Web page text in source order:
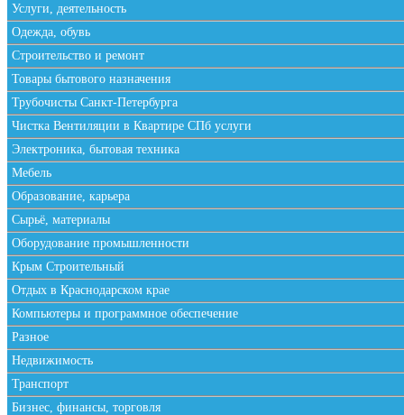
Услуги, деятельность
Одежда, обувь
Строительство и ремонт
Товары бытового назначения
Трубочисты Санкт-Петербурга
Чистка Вентиляции в Квартире СПб услуги
Электроника, бытовая техника
Мебель
Образование, карьера
Сырьё, материалы
Оборудование промышленности
Крым Строительный
Отдых в Краснодарском крае
Компьютеры и программное обеспечение
Разное
Недвижимость
Транспорт
Бизнес, финансы, торговля